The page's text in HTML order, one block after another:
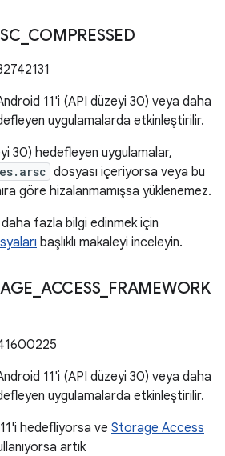
COMPRESSED
11'i (API düzeyi 30) veya daha
uygulamalarda etkinleştirilir.
30) hedefleyen uygulamalar,
dosyası içeriyorsa veya bu
göre hizalanmamışsa yüklenemez.
daha fazla bilgi edinmek için
başlıklı makaleyi inceleyin.
ACCESS_ FRAMEWORK
11'i (API düzeyi 30) veya daha
uygulamalarda etkinleştirilir.
hedefliyorsa ve Storage Access
artık